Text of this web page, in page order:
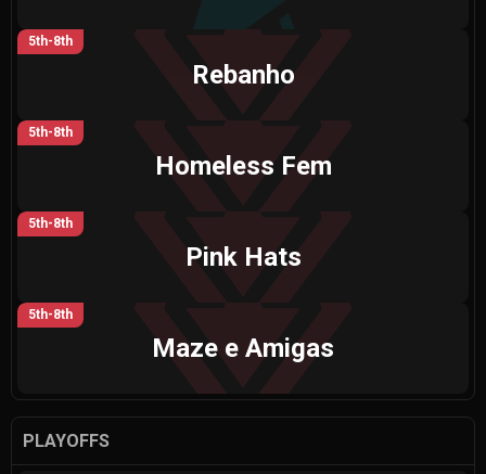
5th-8th
Rebanho
5th-8th
Homeless Fem
5th-8th
Pink Hats
5th-8th
Maze e Amigas
PLAYOFFS